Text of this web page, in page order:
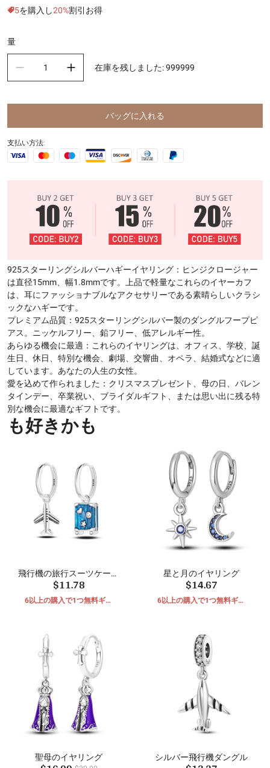
5を購入し20%割引お得
量
在庫を残しました:999999
バッグに入れる
支払い方法:
925スターリングシルバーハギーイヤリング：ヒンジクロージャー
は直径15mm、幅1.8mmです。上品で軽量なこれらのイヤーカフ
は、耳にファッショナブルなアクセサリーである素晴らしいクラシ
ックなハギーです。
プレミアム品質：925スターリングシルバー製のダングルフープピ
アス。ニッケルフリー、鉛フリー、低アレルギー性。
あらゆる機会に最適：これらのイヤリングは、オフィス、学校、誕
生日、休日、特別な機会、劇場、交響曲、オペラ、結婚式などに適
しています。あなたの人生の女性。
愛を込めて作られました：クリスマスプレゼント、母の日、バレン
タインデー、卒業祝い、ブライダルギフト、または思い出に残る特
別な機会に最適なギフトです。
も好きかも
飛行機の旅行スーツケース
のイヤリング
$11.78
6以上の購入で1つ無料ギフ
星と月のイヤリング
$14.67
6以上の購入で1つ無料ギフ
聖母のイヤリング シルバー飛行機ダングル